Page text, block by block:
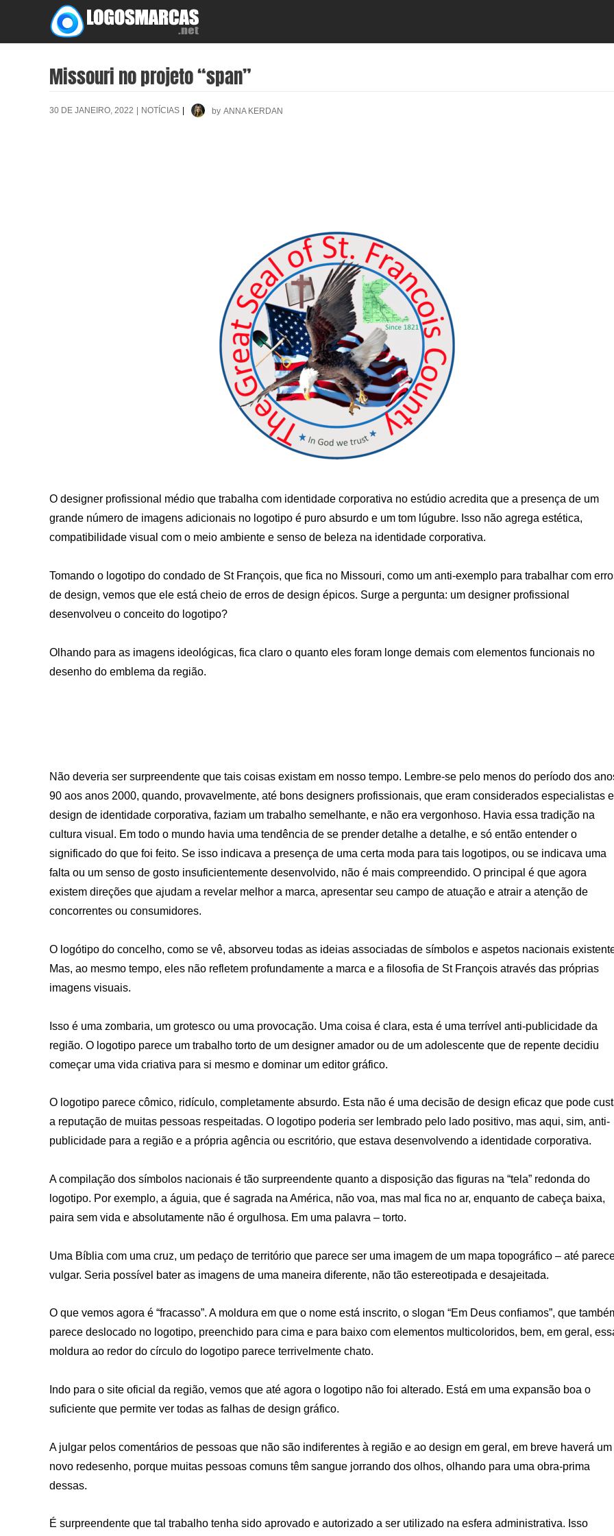
content
Missouri no projeto “span”
30 DE JANEIRO, 2022 | NOTÍCIAS | by ANNA KERDAN
O designer profissional médio que trabalha com identidade corporativa no estúdio acredita que a presença de um
grande número de imagens adicionais no logotipo é puro absurdo e um tom lúgubre. Isso não agrega estética,
compatibilidade visual com o meio ambiente e senso de beleza na identidade corporativa.
Tomando o logotipo do condado de St François, que fica no Missouri, como um anti-exemplo para trabalhar com
de design, vemos que ele está cheio de erros de design épicos. Surge a pergunta: um designer profissional
desenvolveu o conceito do logotipo?
Olhando para as imagens ideológicas, fica claro o quanto eles foram longe demais com elementos funcionais no
desenho do emblema da região.
Não deveria ser surpreendente que tais coisas existam em nosso tempo. Lembre-se pelo menos do período dos
90 aos anos 2000, quando, provavelmente, até bons designers profissionais, que eram considerados especialistas
design de identidade corporativa, faziam um trabalho semelhante, e não era vergonhoso. Havia essa tradição na
cultura visual. Em todo o mundo havia uma tendência de se prender detalhe a detalhe, e só então entender o
significado do que foi feito. Se isso indicava a presença de uma certa moda para tais logotipos, ou se indicava uma
falta ou um senso de gosto insuficientemente desenvolvido, não é mais compreendido. O principal é que agora
existem direções que ajudam a revelar melhor a marca, apresentar seu campo de atuação e atrair a atenção de
concorrentes ou consumidores.
O logótipo do concelho, como se vê, absorveu todas as ideias associadas de símbolos e aspetos nacionais
Mas, ao mesmo tempo, eles não refletem profundamente a marca e a filosofia de St François através das próprias
imagens visuais.
Isso é uma zombaria, um grotesco ou uma provocação. Uma coisa é clara, esta é uma terrível anti-publicidade da
região. O logotipo parece um trabalho torto de um designer amador ou de um adolescente que de repente decidiu
começar uma vida criativa para si mesmo e dominar um editor gráfico.
O logotipo parece cômico, ridículo, completamente absurdo. Esta não é uma decisão de design eficaz que pode
a reputação de muitas pessoas respeitadas. O logotipo poderia ser lembrado pelo lado positivo, mas aqui, sim, anti-
publicidade para a região e a própria agência ou escritório, que estava desenvolvendo a identidade corporativa.
A compilação dos símbolos nacionais é tão surpreendente quanto a disposição das figuras na “tela” redonda do
logotipo. Por exemplo, a águia, que é sagrada na América, não voa, mas mal fica no ar, enquanto de cabeça baixa,
paira sem vida e absolutamente não é orgulhosa. Em uma palavra – torto.
Uma Bíblia com uma cruz, um pedaço de território que parece ser uma imagem de um mapa topográfico – até
vulgar. Seria possível bater as imagens de uma maneira diferente, não tão estereotipada e desajeitada.
O que vemos agora é “fracasso”. A moldura em que o nome está inscrito, o slogan “Em Deus confiamos”, que
parece deslocado no logotipo, preenchido para cima e para baixo com elementos multicoloridos, bem, em geral,
moldura ao redor do círculo do logotipo parece terrivelmente chato.
Indo para o site oficial da região, vemos que até agora o logotipo não foi alterado. Está em uma expansão boa o
suficiente que permite ver todas as falhas de design gráfico.
A julgar pelos comentários de pessoas que não são indiferentes à região e ao design em geral, em breve haverá um
novo redesenho, porque muitas pessoas comuns têm sangue jorrando dos olhos, olhando para uma obra-prima
dessas.
É surpreendente que tal trabalho tenha sido aprovado e autorizado a ser utilizado na esfera administrativa. Isso